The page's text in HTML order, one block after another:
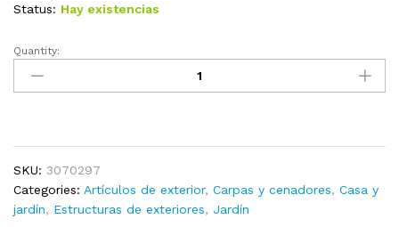
Status: Hay existencias
Cenador
con
tira
3x3
m
gris
Quantity:
SKU: 3070297
Categories: Artículos de exterior, Carpas y cenadores, Casa y
jardín, Estructuras de exteriores, Jardín